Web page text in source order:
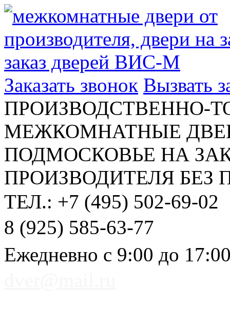
Заказать звонок Вызвать
ПРОИЗВОДСТВЕННО-
МЕЖКОМНАТНЫЕ
ПОДМОСКОВЬЕ НА
ПРОИЗВОДИТЕЛЯ БЕЗ
ТЕЛ.: +7 (495) 502-69-02
8 (925) 585-63-77
Ежедневно с 9:00 до